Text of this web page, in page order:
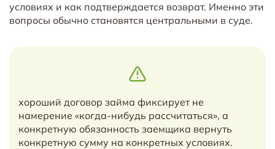
условиях и как подтверждается возврат. Именно эти
вопросы обычно становятся центральными в суде.
хороший договор займа фиксирует не
намерение «когда-нибудь рассчитаться», а
конкретную обязанность заемщика вернуть
конкретную сумму на конкретных условиях.